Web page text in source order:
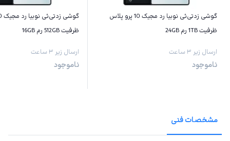
گوشی زد‌تی‌ئی نوبیا رد مجیک 10 پرو پلاس
ظرفیت 1TB رم 24GB
ارسال زیر ۳ ساعت
ناموجود
ظرفیت 512GB رم 16GB
ارسال زیر ۳ ساعت
ناموجود
مشخصات فنی